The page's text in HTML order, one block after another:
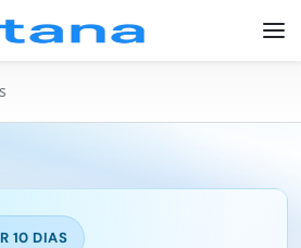
10 DIAS